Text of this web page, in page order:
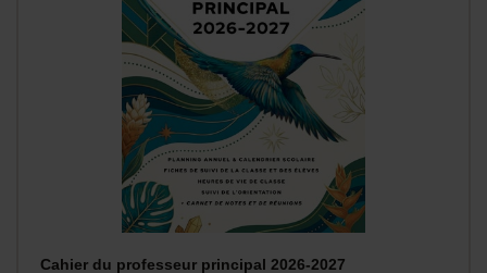
Cahier du professeur principal 2026-2027